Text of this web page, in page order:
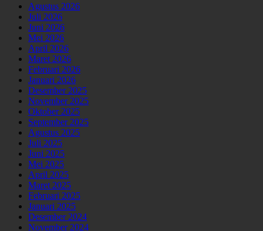
Agustus 2026
Juli 2026
Juni 2026
Mei 2026
April 2026
Maret 2026
Februari 2026
Januari 2026
Desember 2025
November 2025
Oktober 2025
September 2025
Agustus 2025
Juli 2025
Juni 2025
Mei 2025
April 2025
Maret 2025
Februari 2025
Januari 2025
Desember 2024
November 2024